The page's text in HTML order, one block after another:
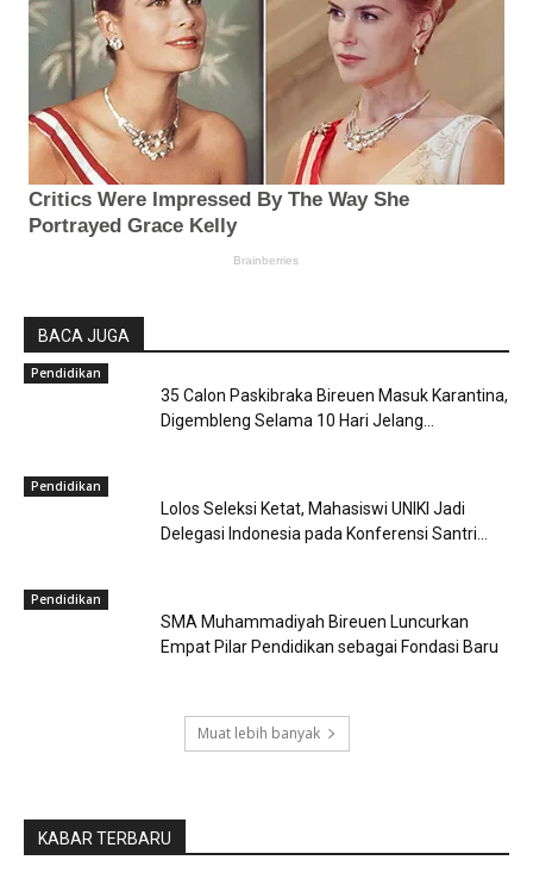
BACA JUGA
Pendidikan
35 Calon Paskibraka Bireuen Masuk Karantina,
Digembleng Selama 10 Hari Jelang...
Pendidikan
Lolos Seleksi Ketat, Mahasiswi UNIKI Jadi
Delegasi Indonesia pada Konferensi Santri...
Pendidikan
SMA Muhammadiyah Bireuen Luncurkan
Empat Pilar Pendidikan sebagai Fondasi Baru
Muat lebih banyak
KABAR TERBARU